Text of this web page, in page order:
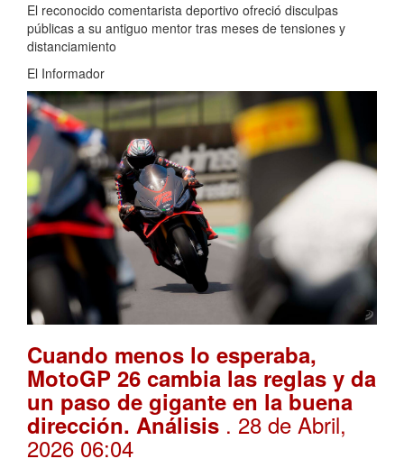
El reconocido comentarista deportivo ofreció disculpas
públicas a su antiguo mentor tras meses de tensiones y
distanciamiento
El Informador
Cuando menos lo esperaba,
MotoGP 26 cambia las reglas y da
un paso de gigante en la buena
dirección. Análisis . 28 de Abril,
2026 06:04